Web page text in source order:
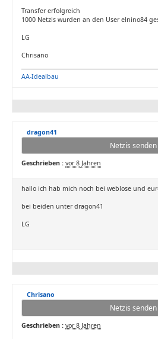
Transfer erfolgreich
1000 Netzis wurden an den User elnino84
LG
Chrisano
AA-Idealbau
dragon41
Netzis senden
Geschrieben : vor 8 Jahren
hallo ich hab mich noch bei weblose und
bei beiden unter dragon41
LG
Chrisano
Netzis senden
Geschrieben : vor 8 Jahren